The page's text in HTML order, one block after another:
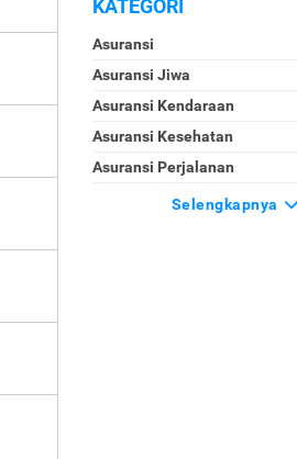
KATEGORI
Asuransi
Asuransi Jiwa
Asuransi Kendaraan
Asuransi Kesehatan
Asuransi Perjalanan
Selengkapnya